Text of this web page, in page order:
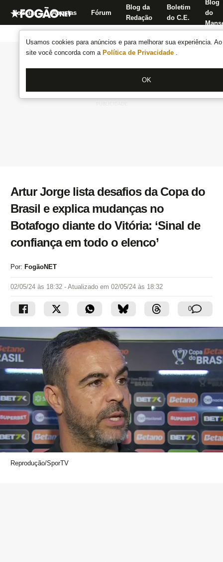
Usamos cookies para anúncios e para melhorar sua experiência.
site você concorda com a Política de Privacidade .
OK
Notícias Apostas Fórum
Blog da
Redação
Boletim
do C.E.
Blog
do
Artur Jorge lista desafios da Copa do
Brasil e explica mudanças no
Botafogo diante do Vitória: ‘Sinal de
confiança em todo o elenco’
Por: FogãoNET
02/05/24 às 18:32 - Atualizado em 02/05/24 às 18:32
0
Reprodução/SporTV